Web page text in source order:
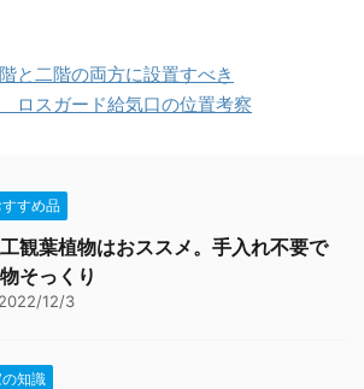
と二階の両方に設置すべき
ロスガード給気口の位置考察
すすめ品
観葉植物はおススメ。手入れ不要で
そっくり
2022/12/3
知識